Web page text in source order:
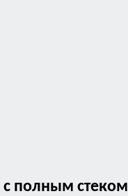
с полным стеком